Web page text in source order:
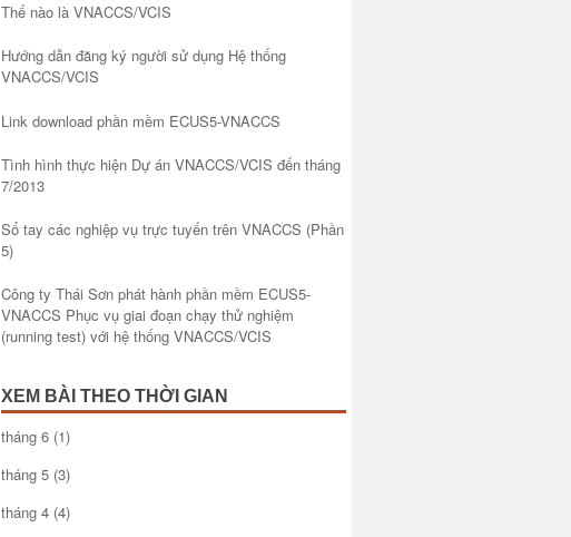
Thế nào là VNACCS/VCIS
Hướng dẫn đăng ký người sử dụng Hệ thống
VNACCS/VCIS
Link download phần mềm ECUS5-VNACCS
Tình hình thực hiện Dự án VNACCS/VCIS đến tháng
7/2013
Sổ tay các nghiệp vụ trực tuyến trên VNACCS (Phần
5)
Công ty Thái Sơn phát hành phần mềm ECUS5-
VNACCS Phục vụ giai đoạn chạy thử nghiệm
(running test) với hệ thống VNACCS/VCIS
XEM BÀI THEO THỜI GIAN
tháng 6 (1)
tháng 5 (3)
tháng 4 (4)